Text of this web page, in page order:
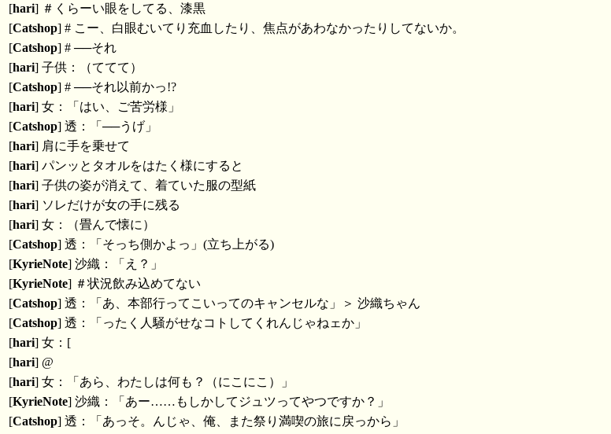
[hari] ＃くらーい眼をしてる、漆黒
[Catshop] # こー、白眼むいてり充血したり、焦点があわなかったりしてないか。
[Catshop] # ──それ
[hari] 子供：（ててて）
[Catshop] # ──それ以前かっ!?
[hari] 女：「はい、ご苦労様」
[Catshop] 透：「──うげ」
[hari] 肩に手を乗せて
[hari] パンッとタオルをはたく様にすると
[hari] 子供の姿が消えて、着ていた服の型紙
[hari] ソレだけが女の手に残る
[hari] 女：（畳んで懐に）
[Catshop] 透：「そっち側かよっ」(立ち上がる)
[KyrieNote] 沙織：「え？」
[KyrieNote] ＃状況飲み込めてない
[Catshop] 透：「あ、本部行ってこいってのキャンセルな」＞ 沙織ちゃん
[Catshop] 透：「ったく人騒がせなコトしてくれんじゃねェか」
[hari] 女：[
[hari] @
[hari] 女：「あら、わたしは何も？（にこにこ）」
[KyrieNote] 沙織：「あー……もしかしてジュツってやつですか？」
[Catshop] 透：「あっそ。んじゃ、俺、また祭り満喫の旅に戻っから」